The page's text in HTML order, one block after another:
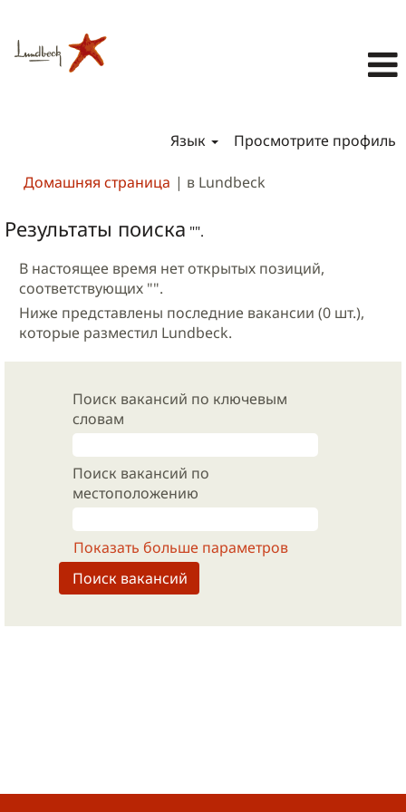
Язык Просмотрите профиль
Домашняя страница | в Lundbeck
Результаты поиска "".
В настоящее время нет открытых позиций,
соответствующих "".
Ниже представлены последние вакансии (0 шт.),
которые разместил Lundbeck.
Поиск вакансий по ключевым
словам
Поиск вакансий по
местоположению
Показать больше параметров